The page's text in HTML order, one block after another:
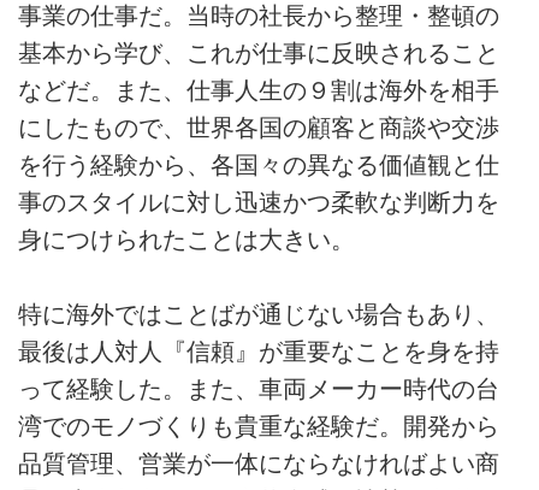
事業の仕事だ。当時の社長から整理・整頓の
基本から学び、これが仕事に反映されること
などだ。また、仕事人生の９割は海外を相手
にしたもので、世界各国の顧客と商談や交渉
を行う経験から、各国々の異なる価値観と仕
事のスタイルに対し迅速かつ柔軟な判断力を
身につけられたことは大きい。
特に海外ではことばが通じない場合もあり、
最後は人対人『信頼』が重要なことを身を持
って経験した。また、車両メーカー時代の台
湾でのモノづくりも貴重な経験だ。開発から
品質管理、営業が一体にならなければよい商